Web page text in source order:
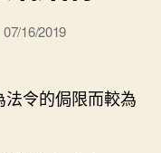
07/16/2019
令的侷限而較為